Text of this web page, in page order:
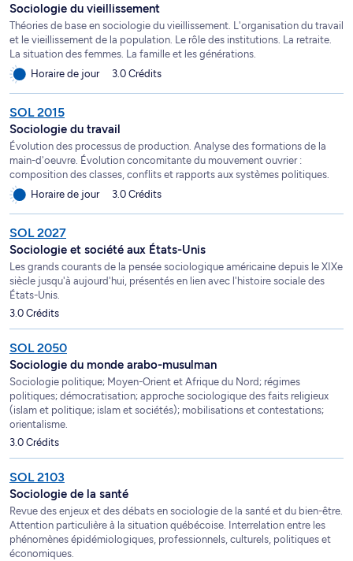
Sociologie du vieillissement
Théories de base en sociologie du vieillissement. L'organisation du travail
et le vieillissement de la population. Le rôle des institutions. La retraite.
La situation des femmes. La famille et les générations.
Horaire de jour
3.0 Crédits
SOL 2015
Sociologie du travail
Évolution des processus de production. Analyse des formations de la
main-d'oeuvre. Évolution concomitante du mouvement ouvrier :
composition des classes, conflits et rapports aux systèmes politiques.
Horaire de jour
3.0 Crédits
SOL 2027
Sociologie et société aux États-Unis
Les grands courants de la pensée sociologique américaine depuis le XIXe
siècle jusqu'à aujourd'hui, présentés en lien avec l'histoire sociale des
États-Unis.
3.0 Crédits
SOL 2050
Sociologie du monde arabo-musulman
Sociologie politique; Moyen-Orient et Afrique du Nord; régimes
politiques; démocratisation; approche sociologique des faits religieux
(islam et politique; islam et sociétés); mobilisations et contestations;
orientalisme.
3.0 Crédits
SOL 2103
Sociologie de la santé
Revue des enjeux et des débats en sociologie de la santé et du bien-être.
Attention particulière à la situation québécoise. Interrelation entre les
phénomènes épidémiologiques, professionnels, culturels, politiques et
économiques.